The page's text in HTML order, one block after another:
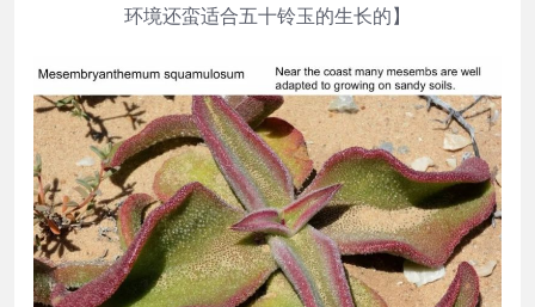
环境还蛮适合五十铃玉的生长的】